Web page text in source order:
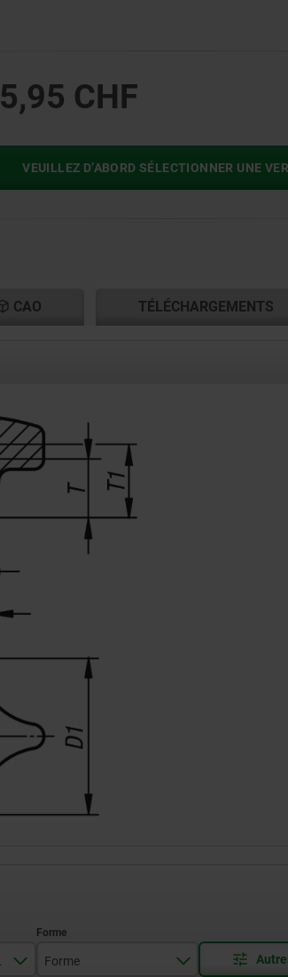
5,95 CHF
VEUILLEZ D’ABORD SÉLECTIONNER UNE
CAO TÉLÉCHARGEMENTS
Forme